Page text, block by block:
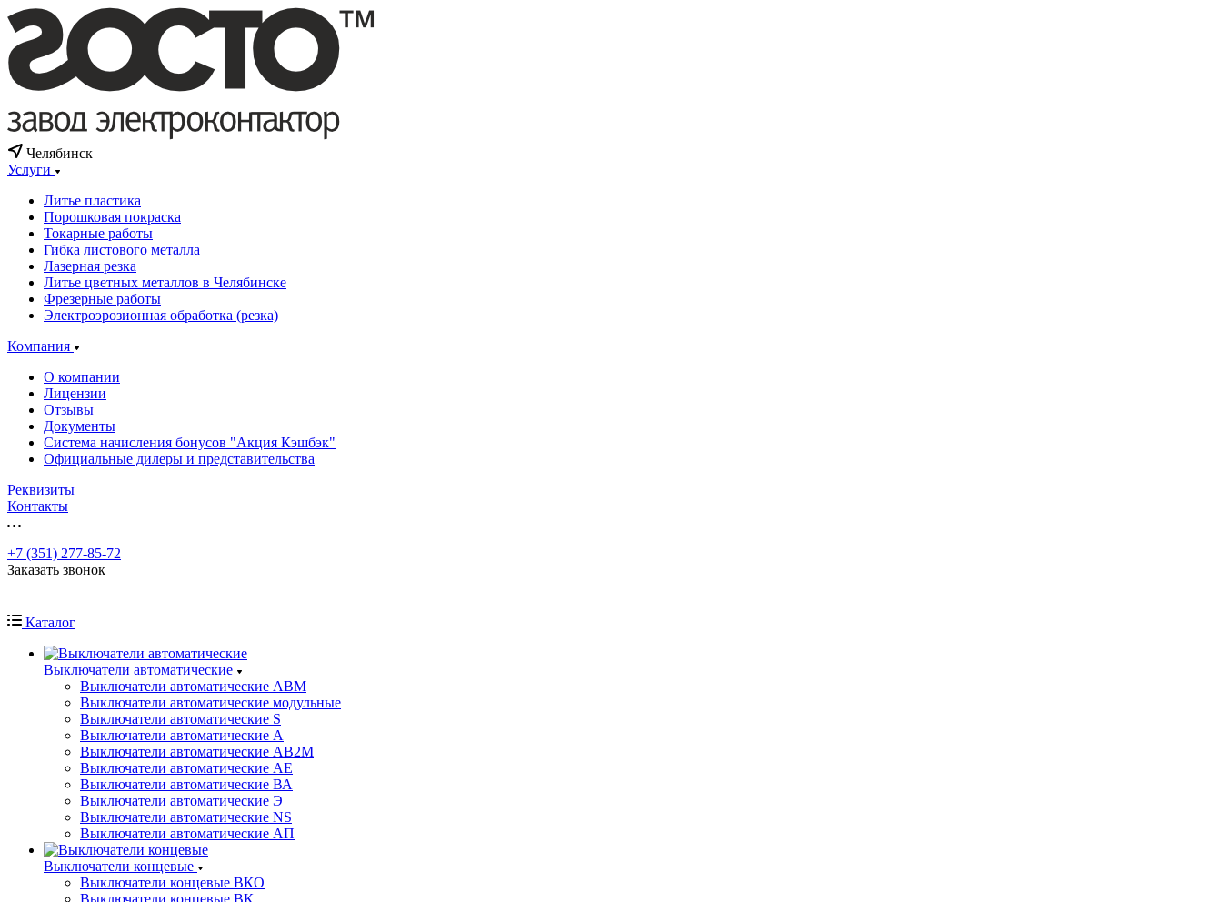
Челябинск
Услуги
Литье пластика
Порошковая покраска
Токарные работы
Гибка листового металла
Лазерная резка
Литье цветных металлов в Челябинске
Фрезерные работы
Электроэрозионная обработка (резка)
Компания
О компании
Лицензии
Отзывы
Документы
Система начисления бонусов "Акция Кэшбэк"
Официальные дилеры и представительства
Реквизиты
Контакты
+7 (351) 277-85-72
Заказать звонок
Каталог
Выключатели автоматические
Выключатели автоматические АВМ
Выключатели автоматические модульные
Выключатели автоматические S
Выключатели автоматические А
Выключатели автоматические АВ2М
Выключатели автоматические АЕ
Выключатели автоматические ВА
Выключатели автоматические Э
Выключатели автоматические NS
Выключатели автоматические АП
Выключатели концевые
Выключатели концевые ВКО
Выключатели концевые ВК